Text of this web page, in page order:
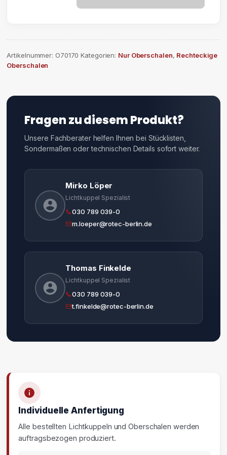
Artikelnummer: O70170 Kategorien: Nur Oberschalen, Rechteckige
Oberschalen
Fragen zu diesem Produkt?
Unsere Fachberater helfen Ihnen bei Stücklisten,
Sondermaßen oder technischen Details sofort weiter.
Mirko Löper
Lichtkuppel Spezialist
030 789 039-0
m.loeper@rotec-berlin.de
Thomas Finkelde
Lichtkuppel Spezialist
030 789 039-0
t.finkelde@rotec-berlin.de
Individuelle Anfertigung
Alle bestellten Lichtkuppeln und Oberschalen werden
auftragsbezogen produziert.